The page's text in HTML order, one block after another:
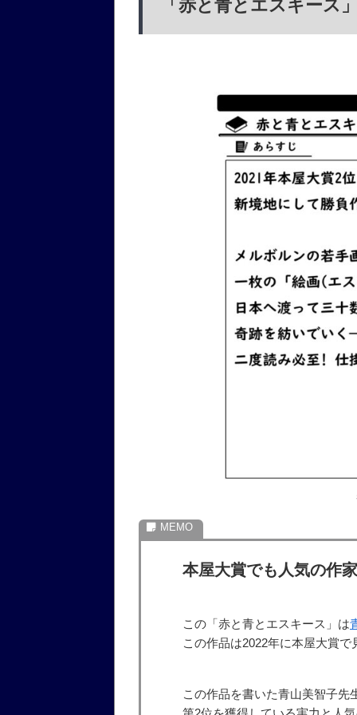
「赤と青とエスキース
本屋大賞でも人気の作
この「赤と青とエスキース」は
この作品は2022年に本屋大賞
この作品を書いた青山美智子先